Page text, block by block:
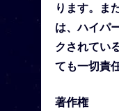
ります。ま
は、ハイパ
クされてい
ても一切責
著作権